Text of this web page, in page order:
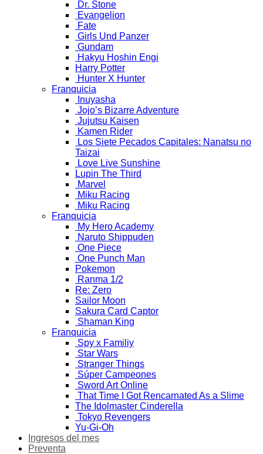
Dr. Stone
Evangelion
Fate
Girls Und Panzer
Gundam
Hakyu Hoshin Engi
Harry Potter
Hunter X Hunter
Franquicia
Inuyasha
Jojo’s Bizarre Adventure
Jujutsu Kaisen
Kamen Rider
Los Siete Pecados Capitales: Nanatsu no
Taizai
Love Live Sunshine
Lupin The Third
Marvel
Miku Racing
Miku Racing
Franquicia
My Hero Academy
Naruto Shippuden
One Piece
One Punch Man
Pokemon
Ranma 1/2
Re: Zero
Sailor Moon
Sakura Card Captor
Shaman King
Franquicia
Spy x Familiy
Star Wars
Stranger Things
Súper Campeones
Sword Art Online
That Time I Got Rencarnated As a Slime
The Idolmaster Cinderella
Tokyo Revengers
Yu-Gi-Oh
Ingresos del mes
Preventa